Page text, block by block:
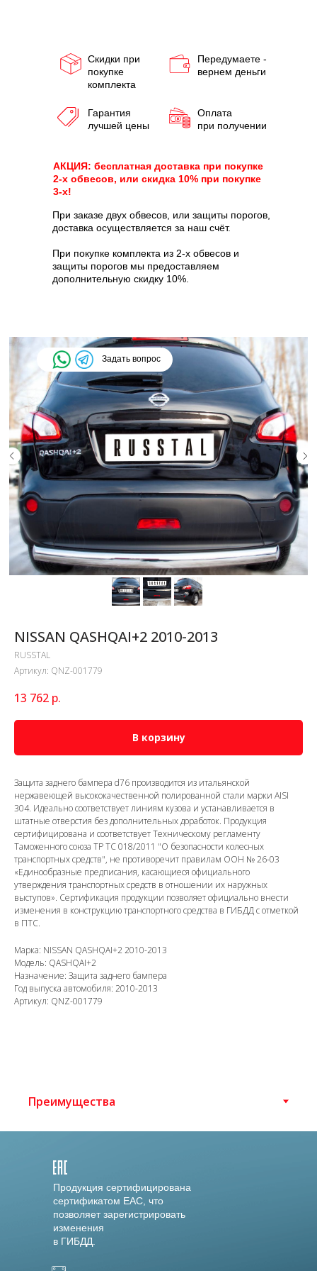
Скидки при
покупке
комплекта
Передумаете -
вернем деньги
Гарантия
лучшей цены
Оплата
при получении
АКЦИЯ: бесплатная доставка при покупке
2-х обвесов, или скидка 10% при покупке
3-х!
При заказе двух обвесов, или защиты порогов,
доставка осуществляется за наш счёт.
При покупке комплекта из 2-х обвесов и
защиты порогов мы предоставляем
дополнительную скидку 10%.
Задать вопрос
NISSAN QASHQAI+2 2010-2013
RUSSTAL
Артикул: QNZ-001779
13 762 р.
В корзину
Защита заднего бампера d76 производится из итальянской
нержавеющей высококачественной полированной стали марки AISI
304. Идеально соответствует линиям кузова и устанавливается в
штатные отверстия без дополнительных доработок. Продукция
сертифицирована и соответствует Техническому регламенту
Таможенного союза ТР ТС 018/2011 "О безопасности колесных
транспортных средств", не противоречит правилам ООН № 26-03
«Единообразные предписания, касающиеся официального
утверждения транспортных средств в отношении их наружных
выступов». Сертификация продукции позволяет официально внести
изменения в конструкцию транспортного средства в ГИБДД с отметкой
в ПТС.
Марка: NISSAN QASHQAI+2 2010-2013
Модель: QASHQAI+2
Назначение: Защита заднего бампера
Год выпуска автомобиля: 2010-2013
Артикул: QNZ-001779
Продукция сертифицирована
сертификатом EAC, что
позволяет зарегистрировать
изменения
в ГИБДД.